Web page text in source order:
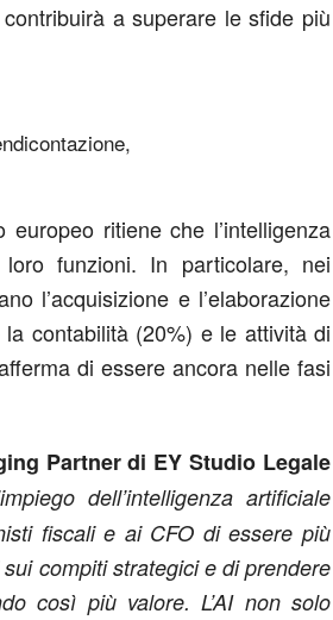
a superare le sfide più
ritiene che l’intelligenza
loro funzioni. In particolare, nei
l’acquisizione e l’elaborazione
contabilità (20%) e le attività di
di essere ancora nelle fasi
Partner di EY Studio Legale
dell’intelligenza artificiale
fiscali e ai CFO di essere più
compiti strategici e di prendere
così più valore. L’AI non solo